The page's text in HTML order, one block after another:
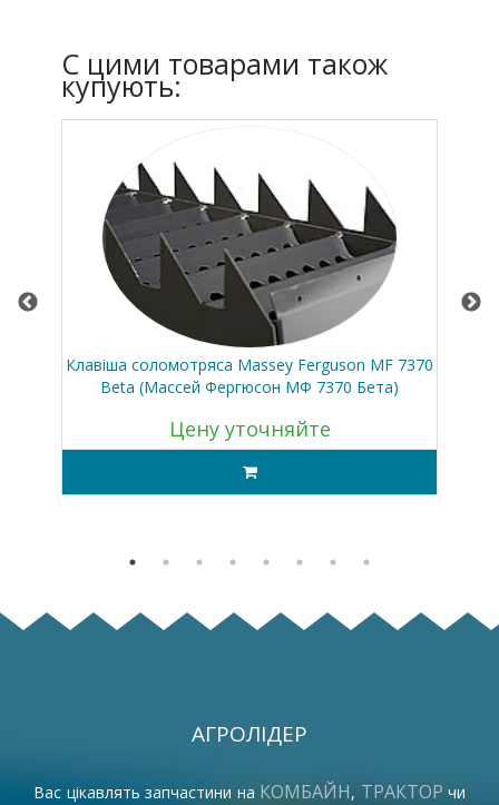
C цими товарами також
купують:
Клавіша соломотряса Massey Ferguson MF 7370
Beta (Массей Фергюсон МФ 7370 Бета)
Цену уточняйте
АГРОЛІДЕР
Вас цікавлять запчастини на КОМБАЙН, ТРАКТОР чи